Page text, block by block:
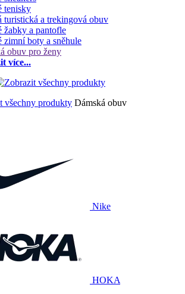
tenisky
turistická a trekingová obuv
žabky a pantofle
zimní boty a sněhule
obuv pro ženy
více...
všechny produkty Dámská obuv
Nike
HOKA